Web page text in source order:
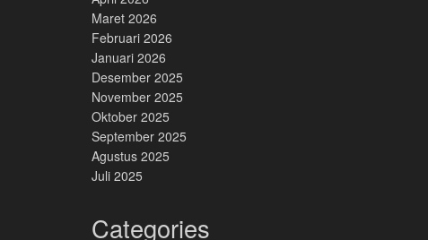
Maret 2026
Februari 2026
Januari 2026
Desember 2025
November 2025
Oktober 2025
September 2025
Agustus 2025
Juli 2025
Categories